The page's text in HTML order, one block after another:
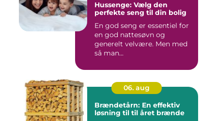
Hussenge: Vælg den
perfekte seng til din bolig
En god seng er essentiel for
en god nattesøvn og
generelt velvære. Men med
så man...
06. aug
Brændetårn: En effektiv
løsning til til året brænde